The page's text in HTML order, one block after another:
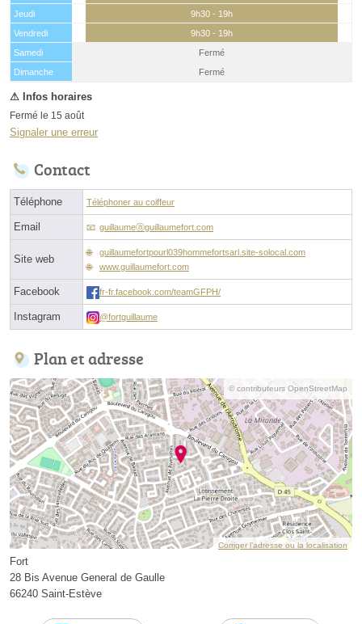
Jeudi
9h30 - 19h
Vendredi
9h30 - 19h
Samedi
(15 août)
Fermé
Dimanche
Fermé
Fermé le 15 août
Signaler une erreur
Contact
Téléphone Téléphoner au coiffeur
Email guillaumeⓐguillaumefort.com
Site web
guillaumefortpourl039hommefortsarl.site-solocal.com
www.guillaumefort.com
Facebook fr-fr.facebook.com/teamGFPH/
Instagram @fortguillaume
Plan et adresse
© contributeurs OpenStreetMap
Corriger l’adresse ou la localisation
Fort
28 Bis Avenue General de Gaulle
66240 Saint-Estève